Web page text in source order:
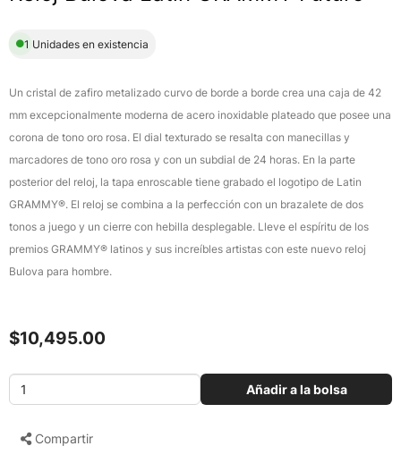
1 Unidades en existencia
Un cristal de zafiro metalizado curvo de borde a borde crea una caja de 42
mm excepcionalmente moderna de acero inoxidable plateado que posee una
corona de tono oro rosa. El dial texturado se resalta con manecillas y
marcadores de tono oro rosa y con un subdial de 24 horas. En la parte
posterior del reloj, la tapa enroscable tiene grabado el logotipo de Latin
GRAMMY®. El reloj se combina a la perfección con un brazalete de dos
tonos a juego y un cierre con hebilla desplegable. Lleve el espíritu de los
premios GRAMMY® latinos y sus increíbles artistas con este nuevo reloj
Bulova para hombre.
$10,495.00
Añadir a la bolsa
Compartir